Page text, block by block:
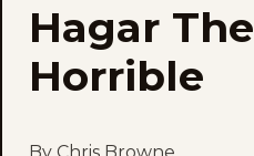
Hagar The
Horrible